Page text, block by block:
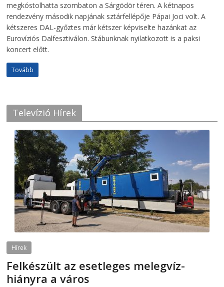
megkóstolhatta szombaton a Sárgödör téren. A kétnapos
rendezvény második napjának sztárfellépője Pápai Joci volt. A
kétszeres DAL-győztes már kétszer képviselte hazánkat az
Eurovíziós Dalfesztiválon. Stábunknak nyilatkozott is a paksi
koncert előtt.
Tovább
Televízió Hírek
Hírek
Felkészült az esetleges melegvíz-
hiányra a város